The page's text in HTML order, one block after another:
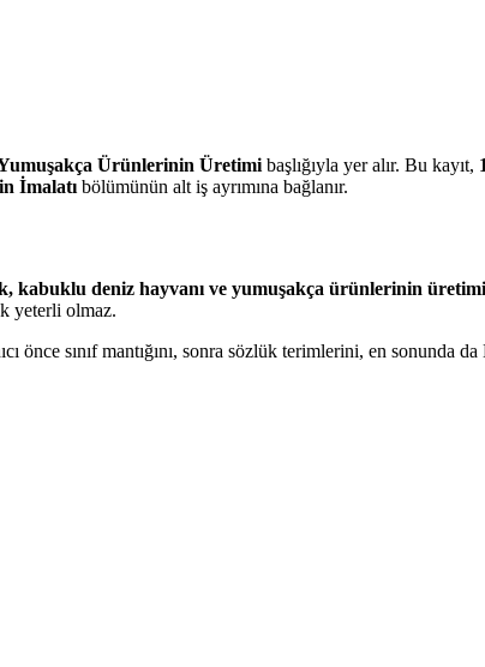
Ürünlerinin Üretimibaşlığıyla yer alır. Bu kayıt,
İmalatıbölümünün alt iş ayrımına bağlanır.
kabuklu deniz hayvanı ve yumuşakça ürünlerinin üretimi
yeterli olmaz.
önce sınıf mantığını, sonra sözlük terimlerini, en sonunda